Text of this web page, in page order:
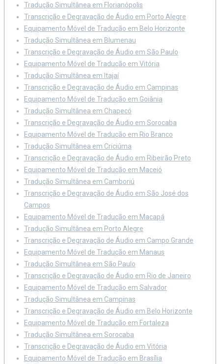
Tradução Simultânea em Florianópolis
Transcrição e Degravação de Áudio em Porto Alegre
Equipamento Móvel de Tradução em Belo Horizonte
Tradução Simultânea em Blumenau
Transcrição e Degravação de Áudio em São Paulo
Equipamento Móvel de Tradução em Vitória
Tradução Simultânea em Itajaí
Transcrição e Degravação de Áudio em Campinas
Equipamento Móvel de Tradução em Goiânia
Tradução Simultânea em Chapecó
Transcrição e Degravação de Áudio em Sorocaba
Equipamento Móvel de Tradução em Rio Branco
Tradução Simultânea em Criciúma
Transcrição e Degravação de Áudio em Ribeirão Preto
Equipamento Móvel de Tradução em Maceió
Tradução Simultânea em Camboriú
Transcrição e Degravação de Áudio em São José dos
Campos
Equipamento Móvel de Tradução em Macapá
Tradução Simultânea em Porto Alegre
Transcrição e Degravação de Áudio em Campo Grande
Equipamento Móvel de Tradução em Manaus
Tradução Simultânea em São Paulo
Transcrição e Degravação de Áudio em Rio de Janeiro
Equipamento Móvel de Tradução em Salvador
Tradução Simultânea em Campinas
Transcrição e Degravação de Áudio em Belo Horizonte
Equipamento Móvel de Tradução em Fortaleza
Tradução Simultânea em Sorocaba
Transcrição e Degravação de Áudio em Vitória
Equipamento Móvel de Tradução em Brasília